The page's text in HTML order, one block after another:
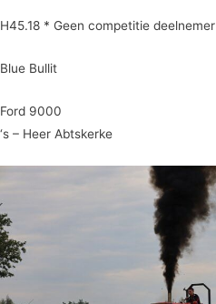
H45.18 * Geen competitie deelnemer
Blue Bullit
Ford 9000
‘s – Heer Abtskerke